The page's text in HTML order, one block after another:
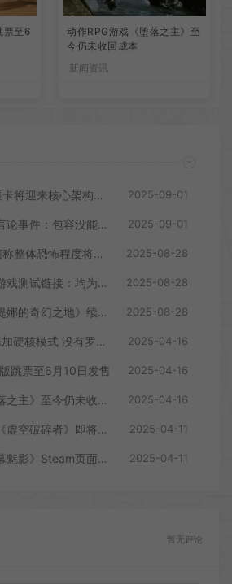
票至6
动作RPG游戏《堕落之主》至
今仍未收回成本
新闻资讯
AMD下代RDNA5显卡将迎来核心架构大幅升级 2025-09-01
《失落之魂》不当言论事件：包容没能消解过激言论 2025-09-01
《生化危机9》导演称整体恐怖程度将进一步提升 2025-08-28
《黑神话：钟馗》游戏测试链接：均为骗子 2025-08-28
Gearbox确认《小缇娜的奇幻之地》续作正在开发中 2025-08-28
《天国：拯救2》添加硬核模式 没有罗盘和快速旅行 2025-04-16
跳票至6月10日发售 2025-04-16
动作RPG游戏《堕落之主》至今仍未收回成本 2025-04-16
第一人称射击游戏《虚空破碎者》即将多平台上线 2025-04-11
《女神异闻录：夜幕魅影》Steam页面上线 2025-04-11
暂无评论